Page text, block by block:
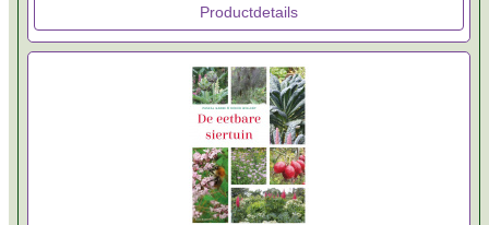
Productdetails